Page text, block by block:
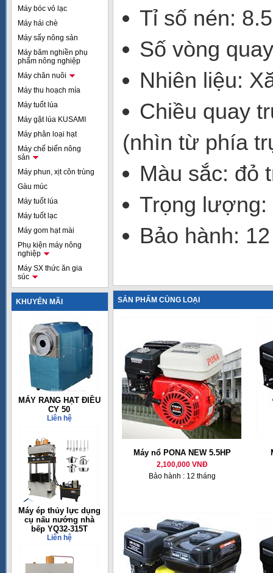
Máy bóc vỏ lạc
Máy hái chè
Máy sấy nông sản
Máy băm nghiền phụ
phẩm nông nghiệp
Máy chăn nuôi
Máy thu hoạch mía
Máy tuốt lúa
Máy gặt lúa KUSAMI
Máy phân loại hạt
Máy chế biến nông
sản
Máy phun, xịt côn trùng
Gàu múc
Máy tuốt lúa
Máy tuốt lạc
Máy gom hạt mài
Phụ kiện máy nông
nghiệp
Máy SX thức ăn gia
súc
KHUYẾN MÃI
MÁY RANG HẠT ĐIỀU
CY 50
Liên hệ
Máy ép thủy lực dụng
cụ nấu nướng nhà
bếp YQ32-315T
Liên hệ
Tỉ số nén:
Số vòng
Nhiên liệu:
Chiều quay
(nhìn từ phía
Màu sắc: đỏ
Trọng lượng:
Bảo hành:
SẢN PHẨM CÙNG LOẠI
Máy nổ PONA NEW 5.5HP
2,100,000 VNĐ
Bảo hành : 12 tháng